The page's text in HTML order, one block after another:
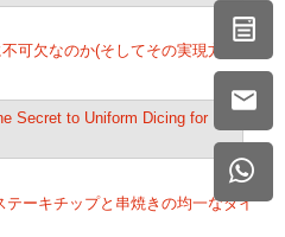
可欠なのか(そしてその実現方法)
テーキチップと串焼きの均一なダイ